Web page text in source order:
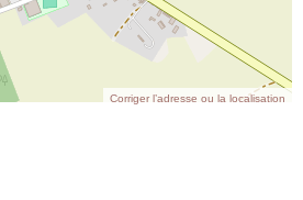
Corriger l’adresse ou la localisation